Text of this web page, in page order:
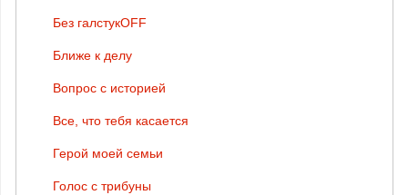
Без галстукOFF
Ближе к делу
Вопрос с историей
Все, что тебя касается
Герой моей семьи
Голос с трибуны